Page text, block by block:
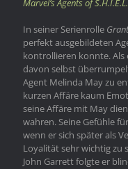
Marvel’s Agents of
In seiner Serienrolle
perfekt ausgebildeten
kontrollieren konnte. Als
davon selbst
Agent Melinda May zu
kurzen Affäre kaum
seine Affäre mit May
wahren. Seine Gefühle
wenn er sich später als
Loyalität sehr wichtig zu
John Garrett folgte er